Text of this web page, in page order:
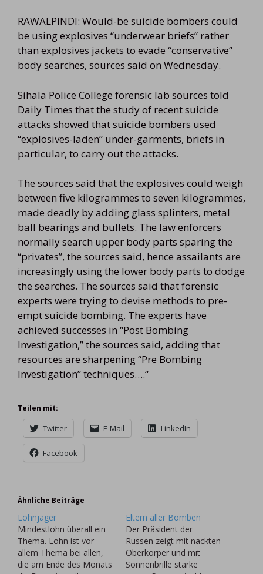
RAWALPINDI: Would-be suicide bombers could
be using explosives “underwear briefs” rather
than explosives jackets to evade “conservative”
body searches, sources said on Wednesday.
Sihala Police College forensic lab sources told
Daily Times that the study of recent suicide
attacks showed that suicide bombers used
“explosives-laden” under-garments, briefs in
particular, to carry out the attacks.
The sources said that the explosives could weigh
between five kilogrammes to seven kilogrammes,
made deadly by adding glass splinters, metal
ball bearings and bullets. The law enforcers
normally search upper body parts sparing the
“privates”, the sources said, hence assailants are
increasingly using the lower body parts to dodge
the searches. The sources said that forensic
experts were trying to devise methods to pre-
empt suicide bombing. The experts have
achieved successes in “Post Bombing
Investigation,” the sources said, adding that
resources are sharpening “Pre Bombing
Investigation” techniques….“
Teilen mit:
Twitter E-Mail LinkedIn
Facebook
Ähnliche Beiträge
Lohnjäger
Mindestlohn überall ein
Thema. Lohn ist vor
allem Thema bei allen,
die am Ende des Monats
Eltern aller Bomben
Der Präsident der
Russen zeigt mit nackten
Oberkörper und mit
Sonnenbrille stärke